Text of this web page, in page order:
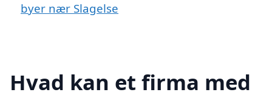
byer nær Slagelse
Hvad kan et firma med